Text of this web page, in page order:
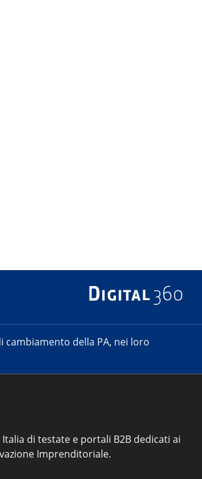
cambiamento della PA, nei loro
di testate e portali B2B dedicati ai
Imprenditoriale.